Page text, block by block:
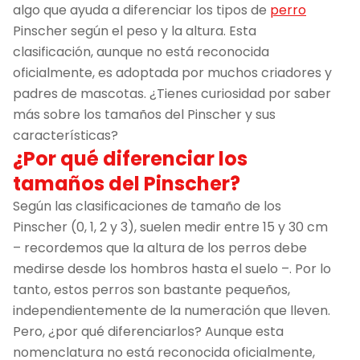
algo que ayuda a diferenciar los tipos de perro
Pinscher según el peso y la altura. Esta
clasificación, aunque no está reconocida
oficialmente, es adoptada por muchos criadores y
padres de mascotas. ¿Tienes curiosidad por saber
más sobre los tamaños del Pinscher y sus
características?
¿Por qué diferenciar los
tamaños del Pinscher?
Según las clasificaciones de tamaño de los
Pinscher (0, 1, 2 y 3), suelen medir entre 15 y 30 cm
– recordemos que la altura de los perros debe
medirse desde los hombros hasta el suelo –. Por lo
tanto, estos perros son bastante pequeños,
independientemente de la numeración que lleven.
Pero, ¿por qué diferenciarlos? Aunque esta
nomenclatura no está reconocida oficialmente,